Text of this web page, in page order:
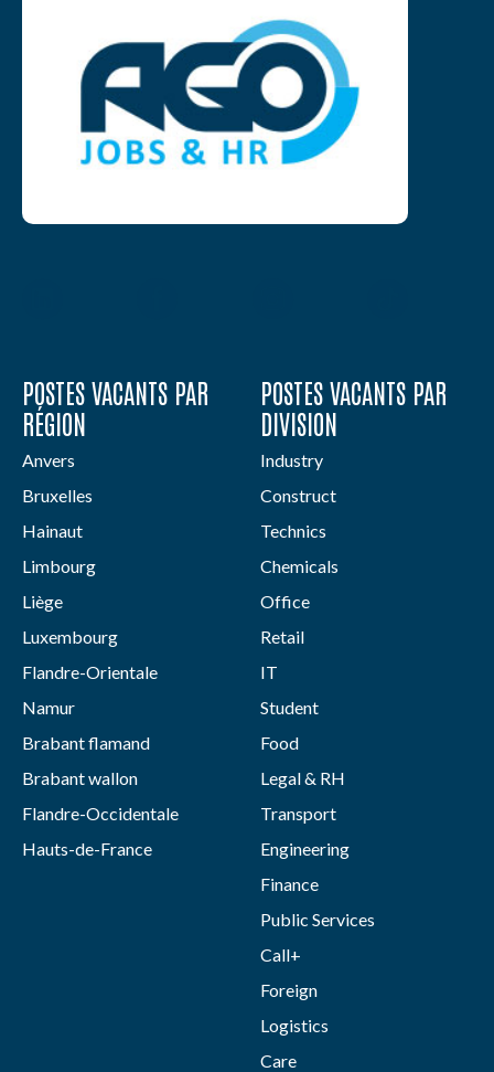
POSTES VACANTS PAR
RÉGION
Anvers
Bruxelles
Hainaut
Limbourg
Liège
Luxembourg
Flandre-Orientale
Namur
Brabant flamand
Brabant wallon
Flandre-Occidentale
Hauts-de-France
POSTES VACANTS PAR
DIVISION
Industry
Construct
Technics
Chemicals
Office
Retail
IT
Student
Food
Legal & RH
Transport
Engineering
Finance
Public Services
Call+
Foreign
Logistics
Care